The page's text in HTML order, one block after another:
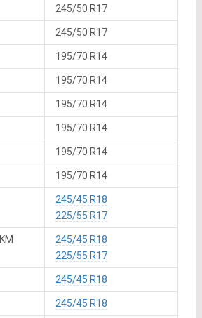
245/50 R17
245/50 R17
195/70 R14
195/70 R14
195/70 R14
195/70 R14
195/70 R14
195/70 R14
245/45 R18
225/55 R17
245/45 R18
225/55 R17
245/45 R18
245/45 R18